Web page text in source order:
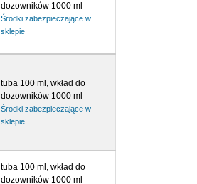
dozowników 1000 ml
Środki zabezpieczające w
sklepie
tuba 100 ml, wkład do
dozowników 1000 ml
Środki zabezpieczające w
sklepie
tuba 100 ml, wkład do
dozowników 1000 ml